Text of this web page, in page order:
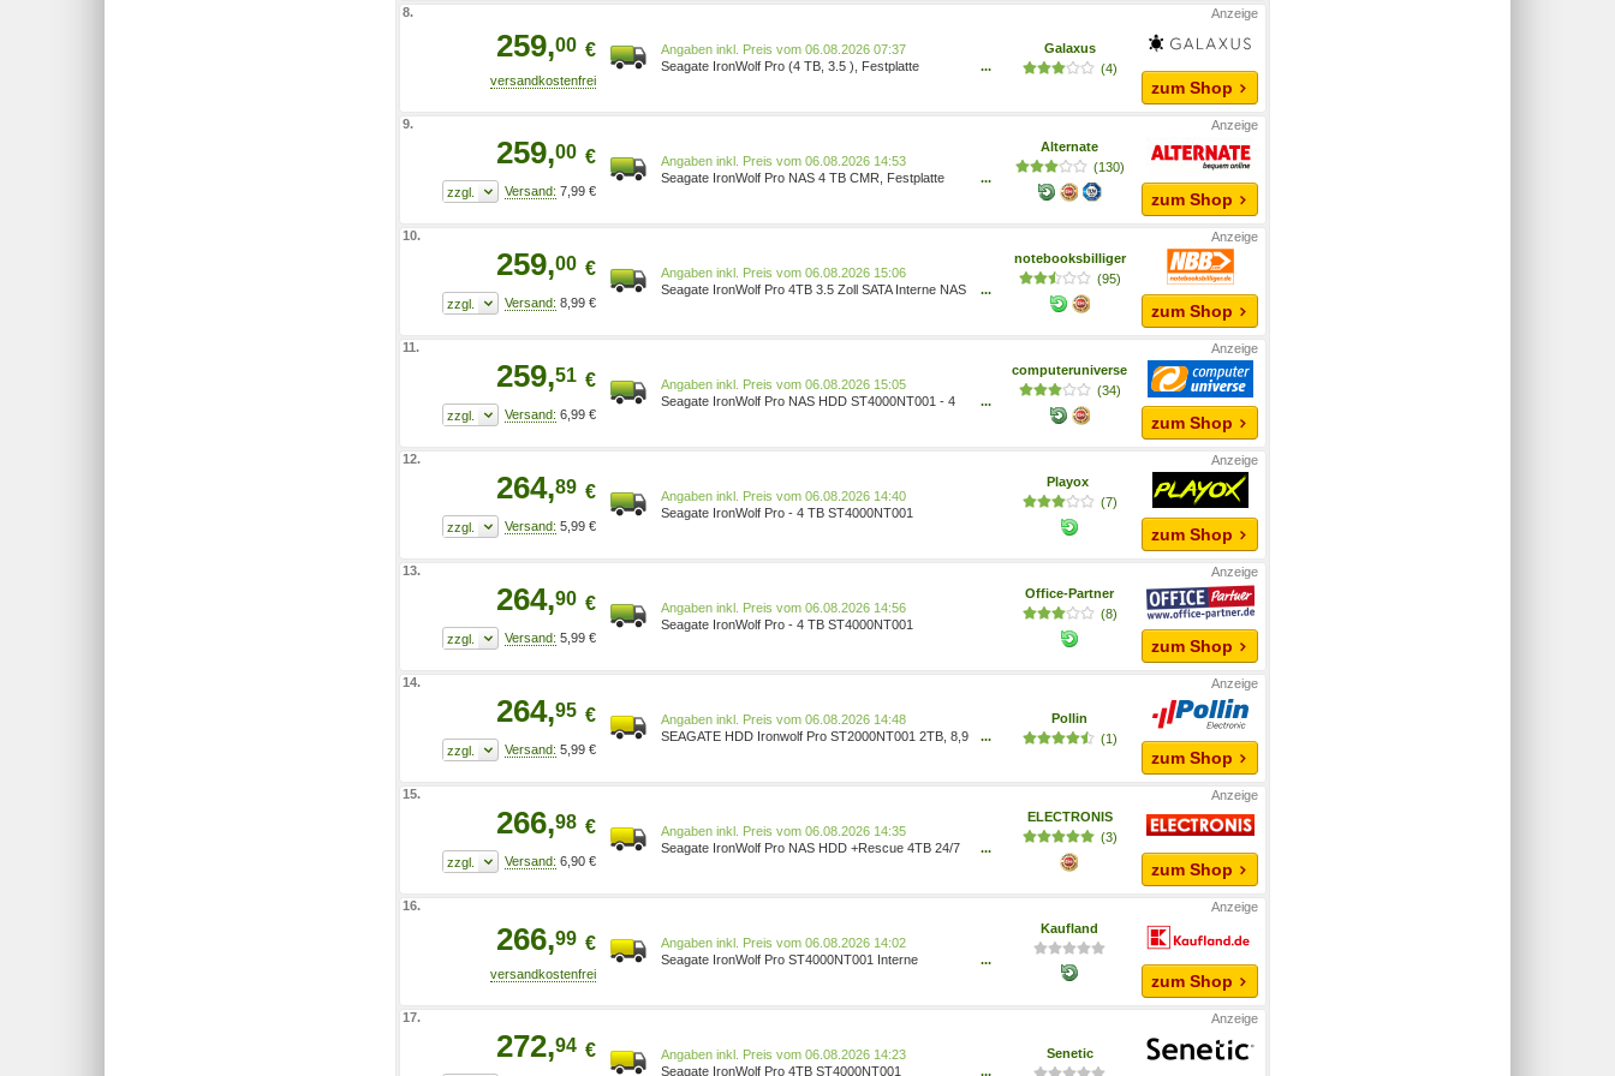
8.
259,00 €
Preis vom 06.08.2026 07:37
Seagate IronWolf Pro (4 TB, 3.5 ), Festplatte
kostenfreie Datenwiederherstellung. Wo
...
Galaxus
(4)
zum Shop
9.
259,00 €
7,99 €
Preis vom 06.08.2026 14:53
Seagate IronWolf Pro NAS 4 TB CMR, Festplatte
...
Alternate
(130)
zum Shop
10.
259,00 €
8,99 €
Preis vom 06.08.2026 15:06
Seagate IronWolf Pro 4TB 3.5 Zoll SATA Interne NAS
...
notebooksbilliger
(95)
zum Shop
11.
259,51 €
6,99 €
Preis vom 06.08.2026 15:05
Seagate IronWolf Pro NAS HDD ST4000NT001 - 4
...
computeruniverse
(34)
zum Shop
12.
264,89 €
5,99 €
Preis vom 06.08.2026 14:40
Seagate IronWolf Pro - 4 TB ST4000NT001
Playox
(7)
zum Shop
13.
264,90 €
5,99 €
Preis vom 06.08.2026 14:56
Seagate IronWolf Pro - 4 TB ST4000NT001
Office-Partner
(8)
zum Shop
14.
264,95 €
5,99 €
Preis vom 06.08.2026 14:48
SEAGATE HDD Ironwolf Pro ST2000NT001 2TB, 8,9
konzipiert. Technische Daten: HDD Größe: 3.5 H
...
Pollin
(1)
zum Shop
15.
266,98 €
6,90 €
Preis vom 06.08.2026 14:35
Seagate IronWolf Pro NAS HDD +Rescue 4TB 24/7
...
ELECTRONIS
(3)
zum Shop
16.
266,99 €
Preis vom 06.08.2026 14:02
Seagate IronWolf Pro ST4000NT001 Interne
das für anspruchsvolle Arbeitslast
...
Kaufland
zum Shop
17.
272,94 €
Preis vom 06.08.2026 14:23
Seagate IronWolf Pro 4TB ST4000NT001
...
Senetic